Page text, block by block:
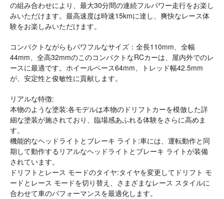
の組み合わせにより、最大30分間の連続フルパワー走行をお楽し
みいただけます。最高速度は時速15kmに達し、爽快なレース体
験をお楽しみいただけます。
コンパクトながらもパワフルなサイズ：全長110mm、全幅
44mm、全高32mmのこのコンパクトなRCカーは、屋内外でのレ
ースに最適です。ホイールベース64mm、トレッド幅42.5mm
が、安定性と俊敏性に貢献します。
リアルな特徴:
本物のような塗装:各モデルは本物のドリフトカーを模倣した詳
細な塗装が施されており、臨場感あふれる体験をさらに高めま
す。
機能的なヘッドライトとブレーキ ライト:車には、運転動作と同
期して動作するリアルなヘッドライトとブレーキ ライトが装備
されています。
ドリフトとレース モードのタイヤ:タイヤを変更してドリフト モ
ードとレース モードを切り替え、さまざまなレース スタイルに
合わせて車のパフォーマンスを最適化します。